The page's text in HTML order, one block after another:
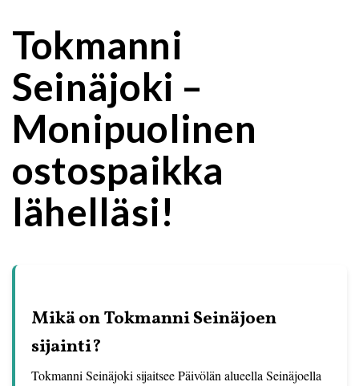
Tokmanni
Seinäjoki –
Monipuolinen
ostospaikka
lähelläsi!
Mikä on Tokmanni Seinäjoen
sijainti?
Tokmanni Seinäjoki sijaitsee Päivölän alueella Seinäjoella